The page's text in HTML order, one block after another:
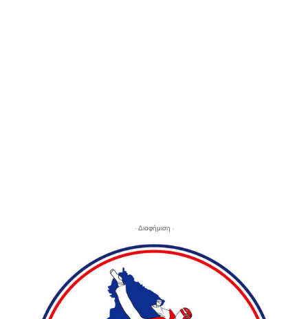
- Διαφήμιση -